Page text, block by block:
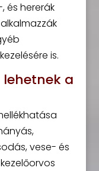
és hererák
is.
a
vese- és